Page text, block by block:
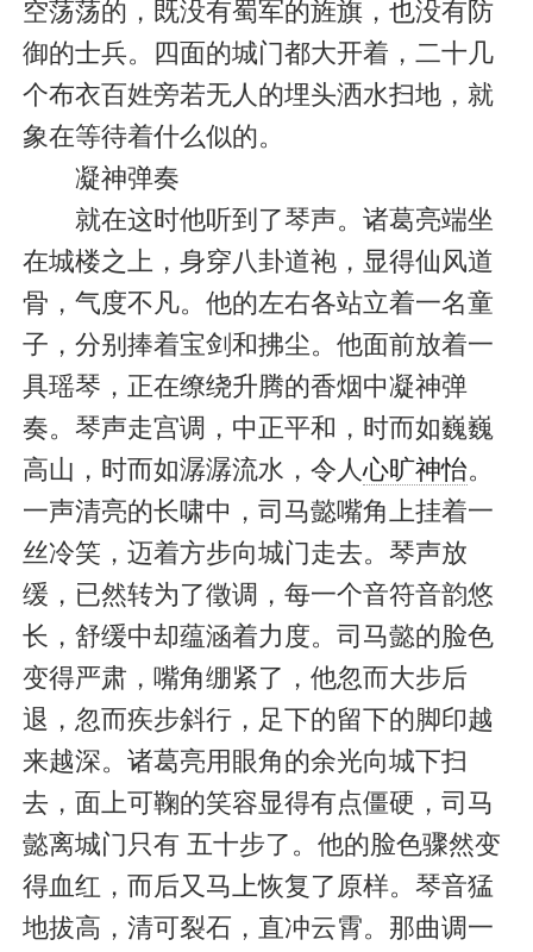
空荡荡的，既没有蜀军的旌旗，也没有防
御的士兵。四面的城门都大开着，二十几
个布衣百姓旁若无人的埋头洒水扫地，就
象在等待着什么似的。
凝神弹奏
就在这时他听到了琴声。诸葛亮端坐
在城楼之上，身穿八卦道袍，显得仙风道
骨，气度不凡。他的左右各站立着一名童
子，分别捧着宝剑和拂尘。他面前放着一
具瑶琴，正在缭绕升腾的香烟中凝神弹
奏。琴声走宫调，中正平和，时而如巍巍
高山，时而如潺潺流水，令人心旷神怡。
一声清亮的长啸中，司马懿嘴角上挂着一
丝冷笑，迈着方步向城门走去。琴声放
缓，已然转为了徵调，每一个音符音韵悠
长，舒缓中却蕴涵着力度。司马懿的脸色
变得严肃，嘴角绷紧了，他忽而大步后
退，忽而疾步斜行，足下的留下的脚印越
来越深。诸葛亮用眼角的余光向城下扫
去，面上可鞠的笑容显得有点僵硬，司马
懿离城门只有 五十步了。他的脸色骤然变
得血红，而后又马上恢复了原样。琴音猛
地拔高，清可裂石，直冲云霄。那曲调一